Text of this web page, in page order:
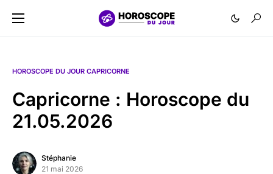
HOROSCOPE DU JOUR CAPRICORNE
Capricorne : Horoscope du
21.05.2026
Stéphanie
21 mai 2026